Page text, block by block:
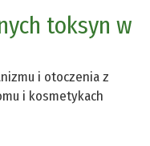
toksyn w
i otoczenia z
i kosmetykach